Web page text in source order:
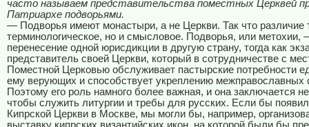
часто называем представительства поместных Церквей
Патриархе подворьями.
— Подворья имеют монастыри, а не Церкви. Так что различие
терминологическое, но и смысловое. Подворья, или метохии,
перенесение одной юрисдикции в другую страну, тогда как
представитель своей Церкви, который в сотрудничестве с
Поместной Церковью обслуживает пастырские потребности
ему верующих и способствует укреплению межправославных
Поэтому его роль намного более важная, и она заключается
чтобы служить литургии и требы для русских. Если бы
Кипрской Церкви в Москве, мы могли бы, например,